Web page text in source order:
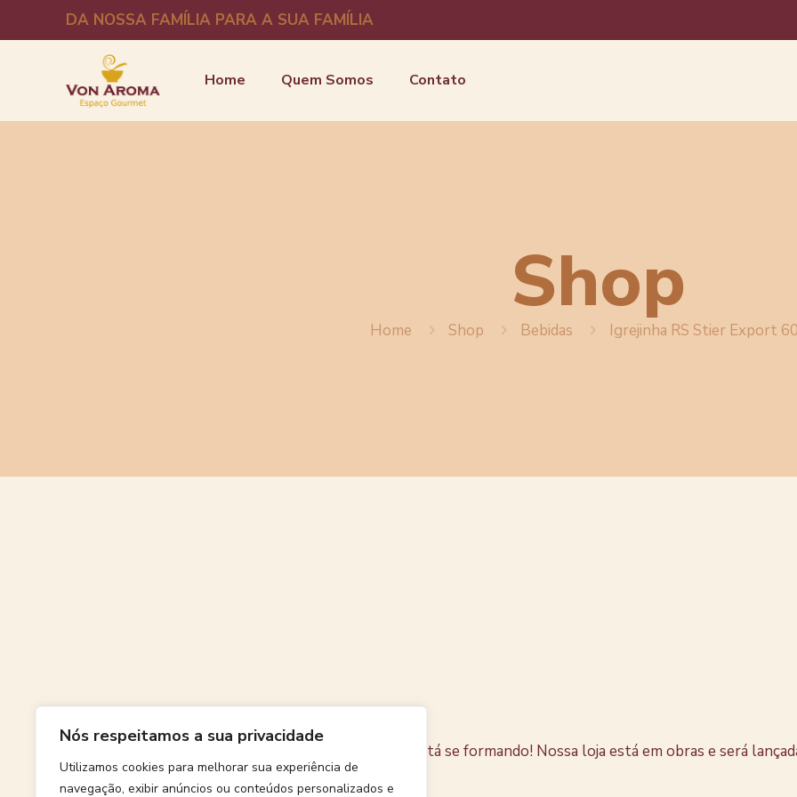
Nós respeitamos a sua privacidade
Utilizamos cookies para melhorar sua experiência de
navegação, exibir anúncios ou conteúdos personalizados e
DA NOSSA FAMÍLIA PARA A SUA FAMÍLIA
Home Quem Somos Contato
Shop
Home Shop Bebidas Igrejinha RS Stier Export
Algo grande está se formando! Nossa loja está em obras e será